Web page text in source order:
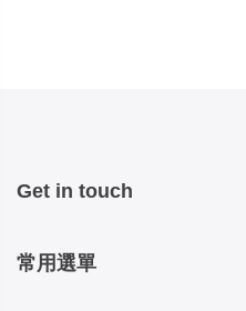
Get in touch
常用選單